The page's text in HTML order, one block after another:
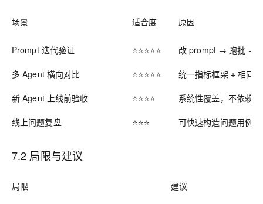
场景 适合度 原因
Prompt 迭代验证 ⭐⭐⭐⭐⭐ 改 prompt → 跑批 →
多 Agent 横向对比 ⭐⭐⭐⭐⭐ 统一指标框架 + 相同
新 Agent 上线前验收 ⭐⭐⭐⭐ 系统性覆盖，不依赖
线上问题复盘 ⭐⭐⭐ 可快速构造问题用例
7.2 局限与建议
局限 建议